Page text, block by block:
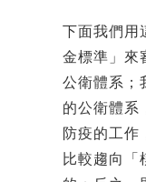
下面我們
金標準」來
公衛體系；
的公衛體系
防疫的工作
比較趨向「